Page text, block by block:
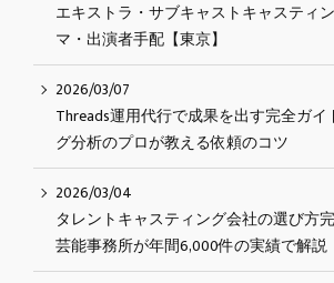
エキストラ・サブキャストキャスティ
マ・出演者手配【東京】
2026/03/07
Threads運用代行で成果を出す完全ガ
グ分析のプロが教える依頼のコツ
2026/03/04
タレントキャスティング会社の選び方
芸能事務所が年間6,000件の実績で解説